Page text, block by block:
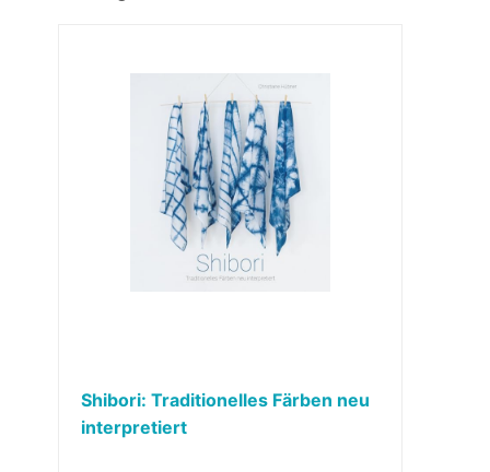
Shibori: Traditionelles Färben neu
interpretiert